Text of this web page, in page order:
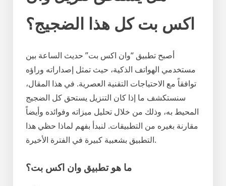
اكس بت كل هذا الضجيج؟
أصبح تطبيق “وان اكس بت” حديث الساعة بين
مستخدمي الهواتف الذكية، حيث تمثل إصداراته وراؤه
توافقاً مع الاحتياجات التقنية العصرية. في هذا المقال،
سنستكشف ما إذا كان التنزيل يستحق كل الضجيج
المحيط به، وذلك من خلال تحليل ميزاته وفوائده وأيضاً
مقارنة بغيره من التطبيقات. لنبدأ بفهم لماذا حظي هذا
التطبيق بشعبية كبيرة في الفترة الأخيرة.
ما هو تطبيق وان اكس بت؟